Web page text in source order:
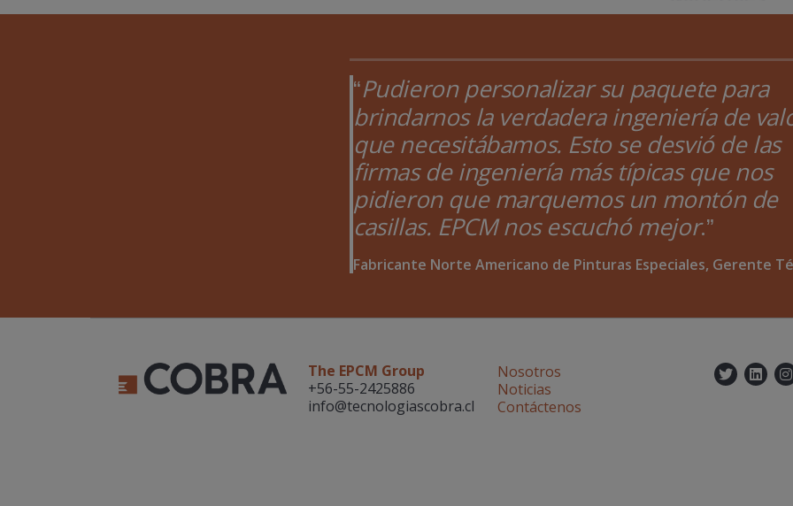
Pudieron personalizar su paquete para
brindarnos la verdadera ingeniería de
que necesitábamos. Esto se desvió de las
firmas de ingeniería más típicas que nos
pidieron que marquemos un montón de
casillas. EPCM nos escuchó mejor.
Fabricante Norte Americano de Pinturas Especiales, Gerente
The EPCM Group
+56-55-2425886
info@tecnologiascobra.cl
Nosotros
Noticias
Contáctenos